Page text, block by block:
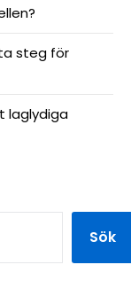
steg för
laglydiga
Sök